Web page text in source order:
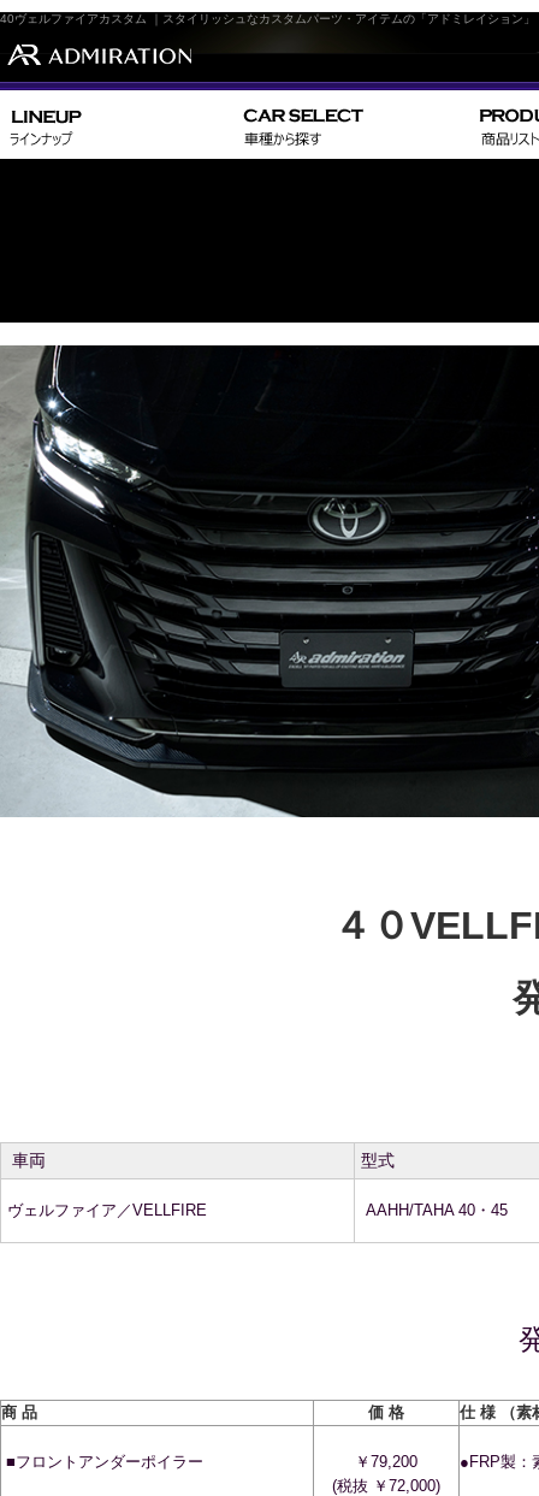
40ヴェルファイアカスタム ｜スタイリッシュなカスタムパーツ・アイテムの「アドミレイション」
４０
車両 型式
ヴェルファイア／VELLFIRE AAHH/TAHA 40・45
商 品 価 格 仕 様 （素
■フロントアンダーポイラー
￥79,200
(税抜 ￥72,000)
●FRP製